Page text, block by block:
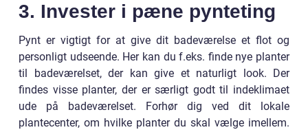
3. Invester i pæne pynteting
Pynt er vigtigt for at give dit badeværelse et flot og
personligt udseende. Her kan du f.eks. finde nye planter
til badeværelset, der kan give et naturligt look. Der
findes visse planter, der er særligt godt til indeklimaet
ude på badeværelset. Forhør dig ved dit lokale
plantecenter, om hvilke planter du skal vælge imellem.